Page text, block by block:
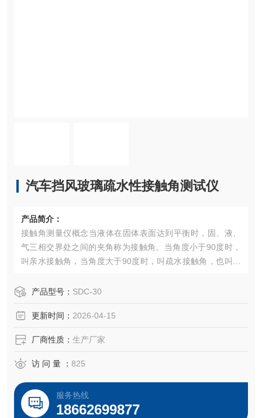
汽车挡风玻璃疏水性接触角测试仪
产品简介：
接触角测量仪概念当液体在固体表面达到平衡时，固、液、
气三相交界处之间的夹角称为接触角。当角度小于90度时，
叫亲水接触角，当角度大于90度时，叫疏水接触角，也叫憎
角度。产品型号： SDC-30
更新时间： 2026-04-15
厂商性质： 生产厂家
访 问 量 ： 825
服务热线
18662699877